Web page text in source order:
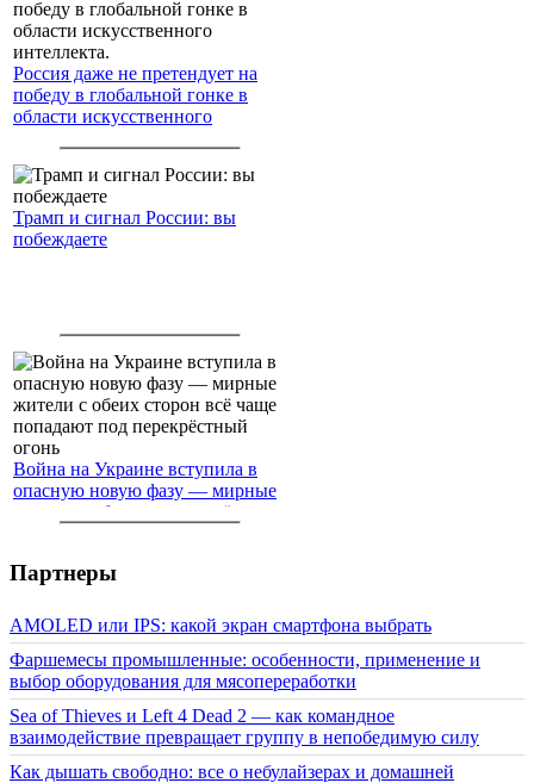
Россия даже не претендует на
победу в глобальной гонке в
области искусственного
Трамп и сигнал России: вы
побеждаете
Война на Украине вступила в
опасную новую фазу — мирные
жители с обеих сторон всё чаще
Партнеры
AMOLED или IPS: какой экран смартфона выбрать
Фаршемесы промышленные: особенности, применение и
выбор оборудования для мясопереработки
Sea of Thieves и Left 4 Dead 2 — как командное
взаимодействие превращает группу в непобедимую силу
Как дышать свободно: все о небулайзерах и домашней